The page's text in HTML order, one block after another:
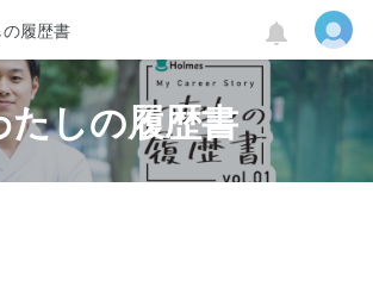
履歴書
たしの履歴書